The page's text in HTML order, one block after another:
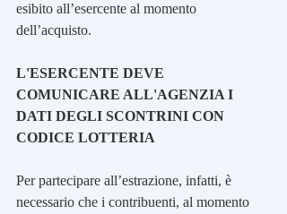
esibito all’esercente al momento
dell’acquisto.
L'ESERCENTE DEVE
COMUNICARE ALL'AGENZIA I
DATI DEGLI SCONTRINI CON
CODICE LOTTERIA
Per partecipare all’estrazione, infatti, è
necessario che i contribuenti, al momento